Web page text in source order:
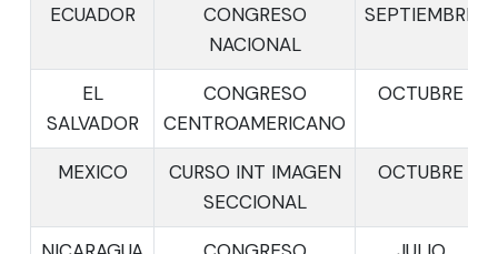
ECUADOR
CONGRESO
NACIONAL
SEPTIEMBRE
EL
SALVADOR
CONGRESO
CENTROAMERICANO
OCTUBRE
MEXICO
CURSO INT IMAGEN
SECCIONAL
OCTUBRE